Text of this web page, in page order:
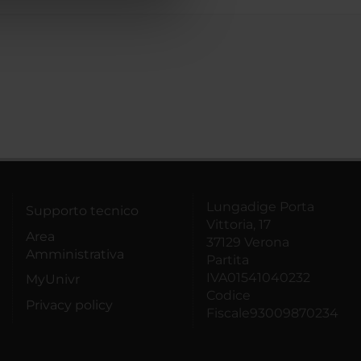
Supporto tecnico
Area
Amministrativa
MyUnivr
Privacy policy
Lungadige Porta
Vittoria, 17
37129 Verona
Partita
IVA01541040232
Codice
Fiscale93009870234